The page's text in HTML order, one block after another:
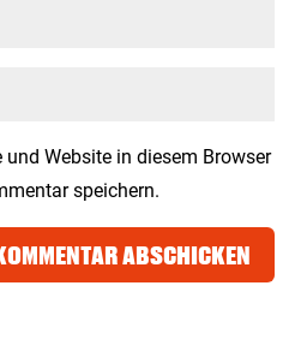
und Website in diesem Browser
speichern.
ABSCHICKEN